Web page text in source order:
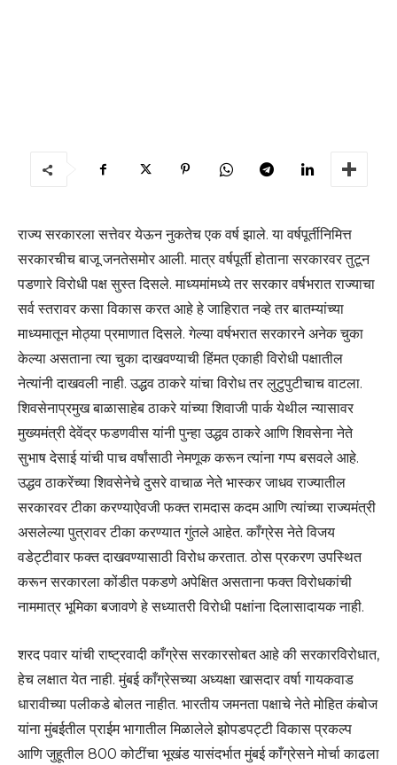
राज्य सरकारला सत्तेवर येऊन नुकतेच एक वर्ष झाले. या वर्षपूर्तीनिमित्त
सरकारचीच बाजू जनतेसमोर आली. मात्र वर्षपूर्ती होताना सरकारवर तुटून
पडणारे विरोधी पक्ष सुस्त दिसले. माध्यमांमध्ये तर सरकार वर्षभरात राज्याचा
सर्व स्तरावर कसा विकास करत आहे हे जाहिरात नव्हे तर बातम्यांच्या
माध्यमातून मोठ्या प्रमाणात दिसले. गेल्या वर्षभरात सरकारने अनेक चुका
केल्या असताना त्या चुका दाखवण्याची हिंमत एकाही विरोधी पक्षातील
नेत्यांनी दाखवली नाही. उद्धव ठाकरे यांचा विरोध तर लुटुपुटीचाच वाटला.
शिवसेनाप्रमुख बाळासाहेब ठाकरे यांच्या शिवाजी पार्क येथील न्यासावर
मुख्यमंत्री देवेंद्र फडणवीस यांनी पुन्हा उद्धव ठाकरे आणि शिवसेना नेते
सुभाष देसाई यांची पाच वर्षांसाठी नेमणूक करून त्यांना गप्प बसवले आहे.
उद्धव ठाकरेंच्या शिवसेनेचे दुसरे वाचाळ नेते भास्कर जाधव राज्यातील
सरकारवर टीका करण्याऐवजी फक्त रामदास कदम आणि त्यांच्या राज्यमंत्री
असलेल्या पुत्रावर टीका करण्यात गुंतले आहेत. काँग्रेस नेते विजय
वडेट्टीवार फक्त दाखवण्यासाठी विरोध करतात. ठोस प्रकरण उपस्थित
करून सरकारला कोंडीत पकडणे अपेक्षित असताना फक्त विरोधकांची
नाममात्र भूमिका बजावणे हे सध्यातरी विरोधी पक्षांना दिलासादायक नाही.
शरद पवार यांची राष्ट्रवादी काँग्रेस सरकारसोबत आहे की सरकारविरोधात,
हेच लक्षात येत नाही. मुंबई काँग्रेसच्या अध्यक्षा खासदार वर्षा गायकवाड
धारावीच्या पलीकडे बोलत नाहीत. भारतीय जमनता पक्षाचे नेते मोहित कंबोज
यांना मुंबईतील प्राईम भागातील मिळालेले झोपडपट्टी विकास प्रकल्प
आणि जुहूतील 800 कोटींचा भूखंड यासंदर्भात मुंबई काँग्रेसने मोर्चा काढला